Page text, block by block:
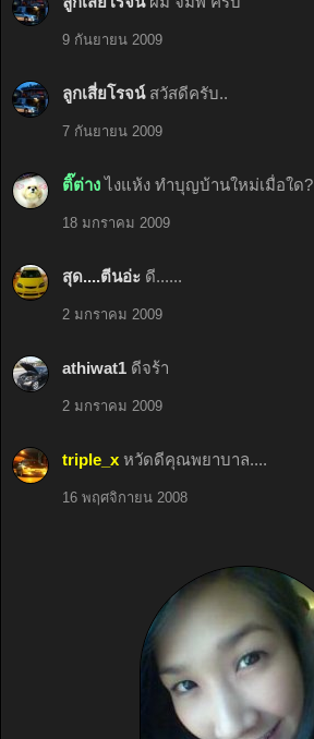
9 กันยายน 2009
ลูกเสี่ยโรจน์ สวัสดีครับ..
7 กันยายน 2009
ติ๊ต่าง ไงแห้ง ทำบุญบ้านใหม่เมื่อใด?
18 มกราคม 2009
สุด....ตีนอ่ะ ดี......
2 มกราคม 2009
athiwat1 ดีจร้า
2 มกราคม 2009
triple_x หวัดดีคุณพยาบาล....
16 พฤศจิกายน 2008